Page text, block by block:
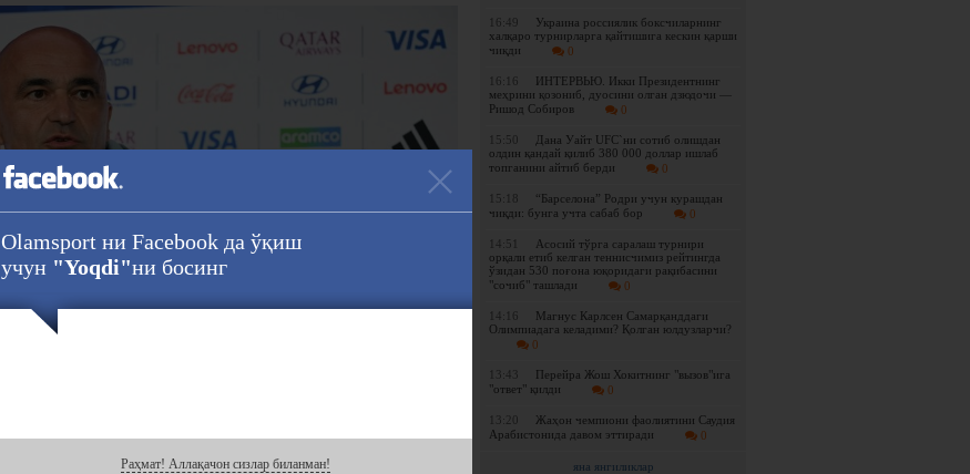
16:49
Украина россиялик боксчиларнинг
халқаро турнирларга қайтишига кескин қарши
чиқди
0
16:16
ИНТЕРВЬЮ. Икки Президентнинг
меҳрини қозониб, дуосини олган дзюдочи —
Ришод Собиров
0
15:50
Дана Уайт UFC`ни сотиб олишдан
олдин қандай қилиб 380 000 доллар ишлаб
топганини айтиб берди
0
15:18
“Барселона” Родри учун курашдан
чиқди: бунга учта сабаб бор
0
14:51
Асосий тўрга саралаш турнири
орқали етиб келган теннисчимиз рейтингда
ўзидан 530 поғона юқоридаги рақибасини
"сочиб" ташлади
0
14:16
Магнус Карлсен Самарқанддаги
Олимпиадага келадими? Қолган юлдузларчи?
0
13:43
Перейра Жош Хокитнинг "вызов"ига
"ответ" қилди
0
13:20
Жаҳон чемпиони фаолиятини Саудия
Арабистонида давом эттиради
0
яна янгиликлар
Olamsport ни Facebook да ўқиш
учун "Yoqdi"ни босинг
Раҳмат! Аллақачон сизлар биланман!